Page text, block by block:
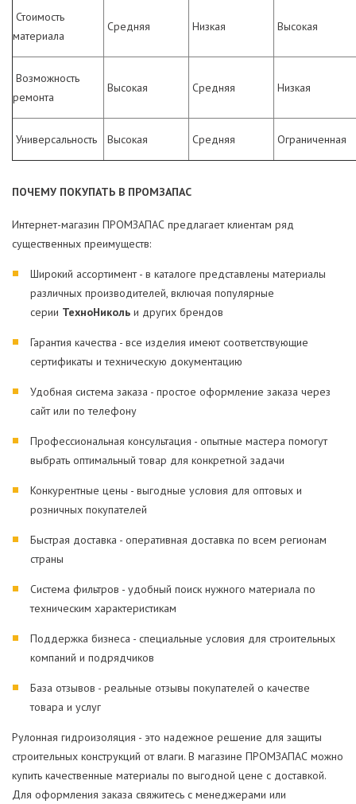
Стоимость
материала
Средняя Низкая Высокая
Возможность
ремонта
Высокая Средняя Низкая
Универсальность Высокая Средняя Ограниченная
ПОЧЕМУ ПОКУПАТЬ В ПРОМЗАПАС
Интернет-магазин ПРОМЗАПАС предлагает клиентам ряд
существенных преимуществ:
Широкий ассортимент - в каталоге представлены материалы
различных производителей, включая популярные
серии ТехноНиколь и других брендов
Гарантия качества - все изделия имеют соответствующие
сертификаты и техническую документацию
Удобная система заказа - простое оформление заказа через
сайт или по телефону
Профессиональная консультация - опытные мастера помогут
выбрать оптимальный товар для конкретной задачи
Конкурентные цены - выгодные условия для оптовых и
розничных покупателей
Быстрая доставка - оперативная доставка по всем регионам
страны
Система фильтров - удобный поиск нужного материала по
техническим характеристикам
Поддержка бизнеса - специальные условия для строительных
компаний и подрядчиков
База отзывов - реальные отзывы покупателей о качестве
товара и услуг
Рулонная гидроизоляция - это надежное решение для защиты
строительных конструкций от влаги. В магазине ПРОМЗАПАС можно
купить качественные материалы по выгодной цене с доставкой.
Для оформления заказа свяжитесь с менеджерами или